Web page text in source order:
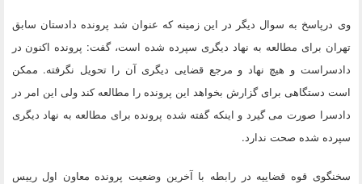
وی درپاسخ به سوال دیگر در این زمینه که عنوان شد پرونده دادستان سابق
تهران برای مطالعه به نهاد دیگری سپرده شده است، گفت: پرونده اکنون در
دادسراست و هیچ نهاد و مرجع قضایی دیگری آن را تحویل نگرفته. ممکن
است دستگاهی برای گزارش بخواهد این پرونده را مطالعه کند ولی این امر در
دادسرا صورت می گیرد و اینکه گفته شده پرونده برای مطالعه به نهاد دیگری
سپرده شده صحت ندارد.
سخنگوی قوه قضاییه در رابطه با آخرین وضعیت پرونده معاون اول رییس